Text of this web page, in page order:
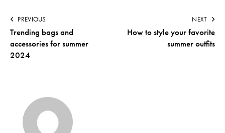
PREVIOUS
Trending bags and
accessories for summer
2024
NEXT
How to style your favorite
summer outfits